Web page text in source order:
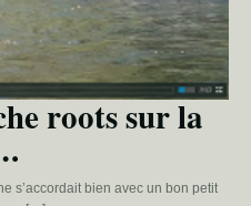
roots sur la
s’accordait bien avec un bon petit